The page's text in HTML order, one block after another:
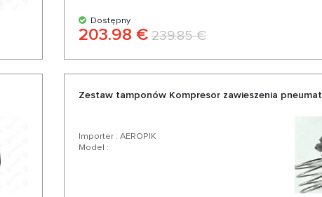
Dostępny
203.98 € 239.85 €
Zestaw tamponów Kompresor zawieszenia
Importer : AEROPIK
Model :